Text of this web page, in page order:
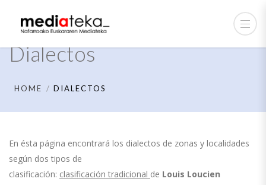
Dialectos
HOME DIALECTOS
En ésta página encontrará los dialectos de zonas y localidades
según dos tipos de
clasificación: clasificación tradicional de Louis Loucien